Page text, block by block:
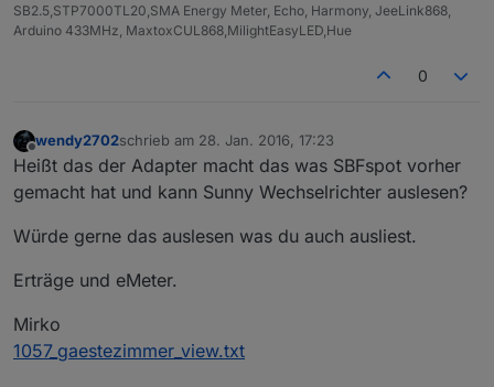
SB2.5,STP7000TL20,SMA Energy Meter, Echo, Harmony, JeeLink868,
Arduino 433MHz, MaxtoxCUL868,MilightEasyLED,Hue
0
Offline
wendy2702schrieb am 28. Jan. 2016, 17:23
zuletzt editiert von
Heißt das der Adapter macht das was SBFspot vorher
gemacht hat und kann Sunny Wechselrichter auslesen?
Würde gerne das auslesen was du auch ausliest.
Erträge und eMeter.
Mirko
1057_gaestezimmer_view.txt